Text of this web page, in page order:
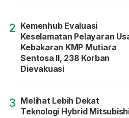
2 Kemenhub Evaluasi
Keselamatan Pelayaran
Kebakaran KMP Mutiara
Sentosa II, 238 Korban
Dievakuasi
3 Melihat Lebih Dekat
Teknologi Hybrid